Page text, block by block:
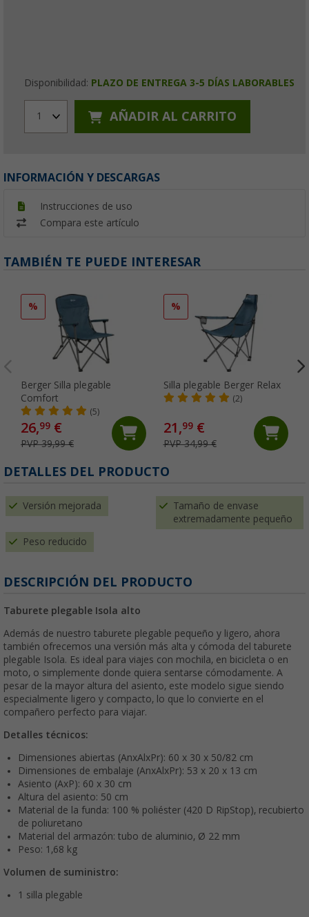
Disponibilidad: PLAZO DE ENTREGA 3-5 DÍAS LABORABLES
1 AÑADIR AL CARRITO
INFORMACIÓN Y DESCARGAS
Instrucciones de uso
Compara este artículo
TAMBIÉN TE PUEDE INTERESAR
%
Berger Silla plegable
Comfort
(5)
26,99 €
PVP 39,99 €
%
Silla plegable Berger Relax
(2)
21,99€
PVP 34,99 €
DETALLES DEL PRODUCTO
Versión mejorada
Tamaño de envase
extremadamente pequeño
Peso reducido
DESCRIPCIÓN DEL PRODUCTO
Taburete plegable Isola alto
Además de nuestro taburete plegable pequeño y ligero, ahora
también ofrecemos una versión más alta y cómoda del taburete
plegable Isola. Es ideal para viajes con mochila, en bicicleta o en
moto, o simplemente donde quiera sentarse cómodamente. A
pesar de la mayor altura del asiento, este modelo sigue siendo
especialmente ligero y compacto, lo que lo convierte en el
compañero perfecto para viajar.
Detalles técnicos:
Dimensiones abiertas (AnxAlxPr): 60 x 30 x 50/82 cm
Dimensiones de embalaje (AnxAlxPr): 53 x 20 x 13 cm
Asiento (AxP): 60 x 30 cm
Altura del asiento: 50 cm
Material de la funda: 100 % poliéster (420 D RipStop), recubierto
de poliuretano
Material del armazón: tubo de aluminio, Ø 22 mm
Peso: 1,68 kg
Volumen de suministro:
1 silla plegable